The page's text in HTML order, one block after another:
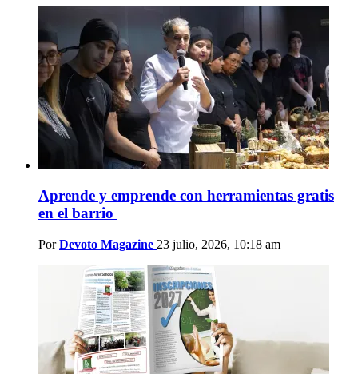
Aprende y emprende con herramientas gratis
en el barrio
Por Devoto Magazine 23 julio, 2026, 10:18 am